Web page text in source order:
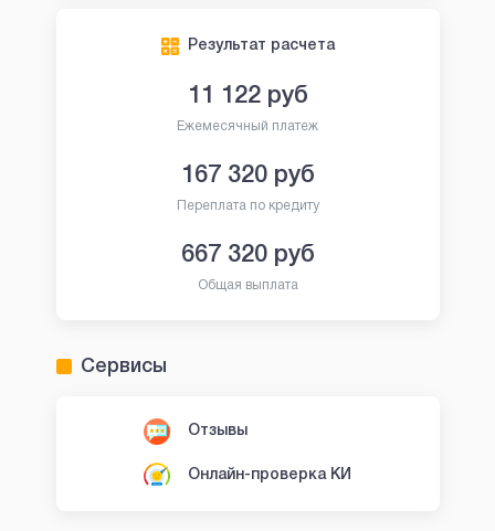
Результат расчета
11 122руб
Ежемесячный платеж
167 320руб
Переплата по кредиту
667 320руб
Общая выплата
Сервисы
Отзывы
Онлайн-проверка КИ